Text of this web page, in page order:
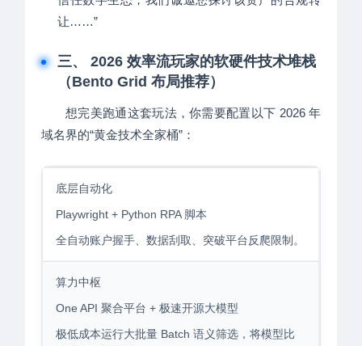
让……”
三、 2026 效率流玩家的软硬件技术堆栈
（Bento Grid 布局推荐）
想完美跑通这套玩法，你需要配置以下 2026 年
域名界的“黄金技术全家桶”：
底层自动化
Playwright + Python RPA 脚本
全自动账户握手、数据刮取、突破平台反爬限制。
算力中枢
One API 聚合平台 + 极速开源大模型
极低成本运行大批量 Batch 语义筛选，将模型比